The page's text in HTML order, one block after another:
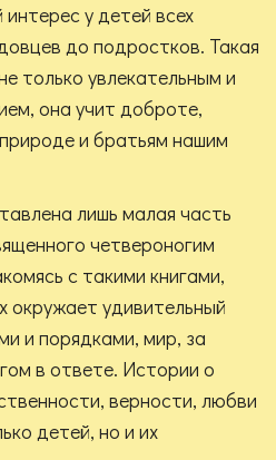
у детей всех
до подростков. Такая
только увлекательным и
она учит доброте,
и братьям нашим
лишь малая часть
четвероногим
с такими книгами,
окружает удивительный
и порядками, мир, за
в ответе. Истории о
верности, любви
детей, но и их